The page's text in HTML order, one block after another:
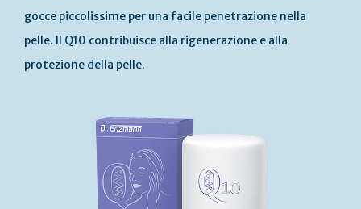
gocce piccolissime per una facile penetrazione nella
pelle. Il Q10 contribuisce alla rigenerazione e alla
protezione della pelle.